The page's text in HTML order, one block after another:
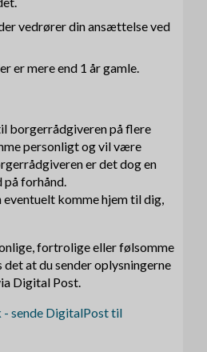
vedrører din ansættelse ved
er mere end 1 år gamle.
borgerrådgiveren på flere
personligt og vil være
er det dog en
på forhånd.
komme hjem til dig,
fortrolige eller følsomme
at du sender oplysningerne
Digital Post.
- sende DigitalPost til